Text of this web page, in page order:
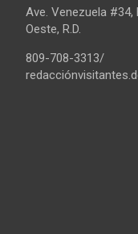
Ave. Venezuela #34,
Oeste, R.D.
809-708-3313/